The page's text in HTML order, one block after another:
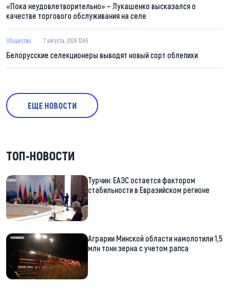
«Пока неудовлетворительно» – Лукашенко высказался о
качестве торгового обслуживания на селе
Общество 7 августа, 2026 12:45
Белорусские селекционеры выводят новый сорт облепихи
ЕЩЕ НОВОСТИ
ТОП-НОВОСТИ
Турчин: ЕАЭС остается фактором
стабильности в Евразийском регионе
Аграрии Минской области намолотили 1,5
млн тонн зерна с учетом рапса